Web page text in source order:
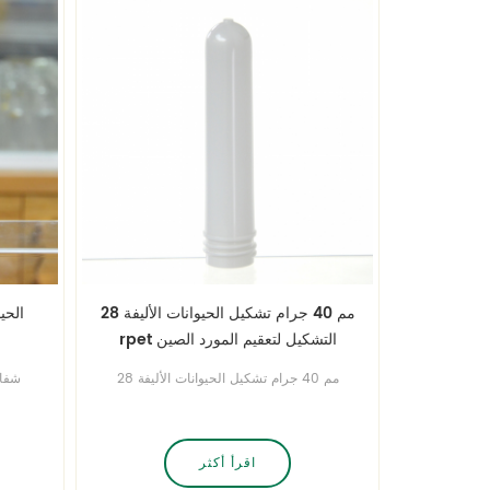
28 مم 40 جرام تشكيل الحيوانات الأليفة
rpet التشكيل لتعقيم المورد الصين
28 مم 40 جرام تشكيل الحيوانات الأليفة
مجاني خاص بك العلامة التجارية! نحن
تصميمه وتخصيصه وإنتاجه
اقرأ أكثر